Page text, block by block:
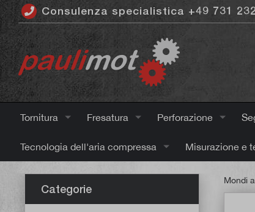
principale
Consulenza specialistica +49 731
Tornitura Fresatura Perforazione
Tecnologia dell'aria compressa Misurazione e
Categorie
Mondi